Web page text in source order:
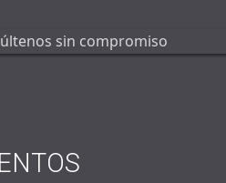
sin compromiso